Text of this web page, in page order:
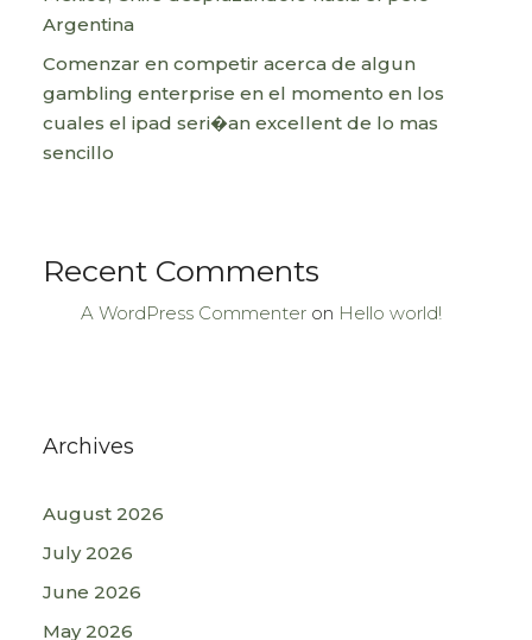
Argentina
Comenzar en competir acerca de algun
gambling enterprise en el momento en los
cuales el ipad seri�an excellent de lo mas
sencillo
Recent Comments
A WordPress Commenter on Hello world!
Archives
August 2026
July 2026
June 2026
May 2026